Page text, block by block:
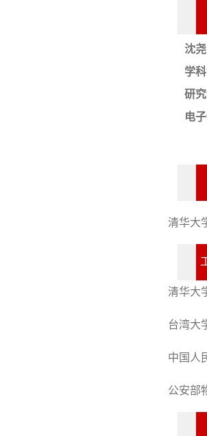
沈尧
学科
研究
电子
清华大
清华大
台湾大
中国人
公安部